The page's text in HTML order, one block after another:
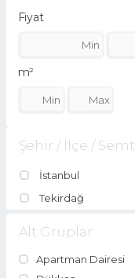
Fiyat
m²
Şehir / İlçe / Semt
İstanbul
Tekirdağ
Alt Gruplar
Apartman Dairesi